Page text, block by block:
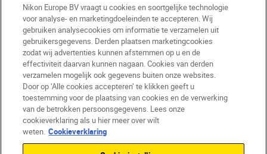
NL Nikon Sites
Contact opnemen
Privacyverklaring
Gebruiksvoorwaarden
Nikon Store - Algemene voorwaarden
Cookieverklaring
Toegankelijkheid
Cookie-instellingen
© 2026 Nikon
Nikon Europe BV vraagt u cookies en soortgelijke technologie
voor analyse- en marketingdoeleinden te accepteren. Wij
gebruiken analysecookies om informatie te verzamelen uit
gebruikersgegevens. Derden plaatsen marketingcookies
zodat wij advertenties kunnen afstemmen op u en de
effectiviteit daarvan kunnen nagaan. Cookies van derden
verzamelen mogelijk ook gegevens buiten onze websites.
Door op ‘Alle cookies accepteren’ te klikken geeft u
toestemming voor de plaatsing van cookies en de verwerking
van de betrokken persoonsgegevens. Lees onze
cookieverklaring als u hier meer over wilt
weten. Cookieverklaring